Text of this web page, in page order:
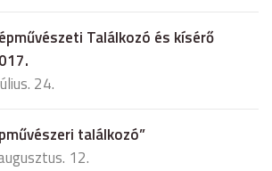
Találkozó és kísérő
24.
találkozó”
12.